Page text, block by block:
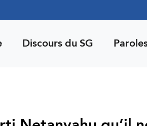
Discours du SG